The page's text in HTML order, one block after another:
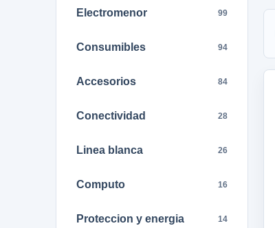
Electromenor 99
Consumibles 94
Accesorios 84
Conectividad 28
Linea blanca 26
Computo 16
Proteccion y energia 14